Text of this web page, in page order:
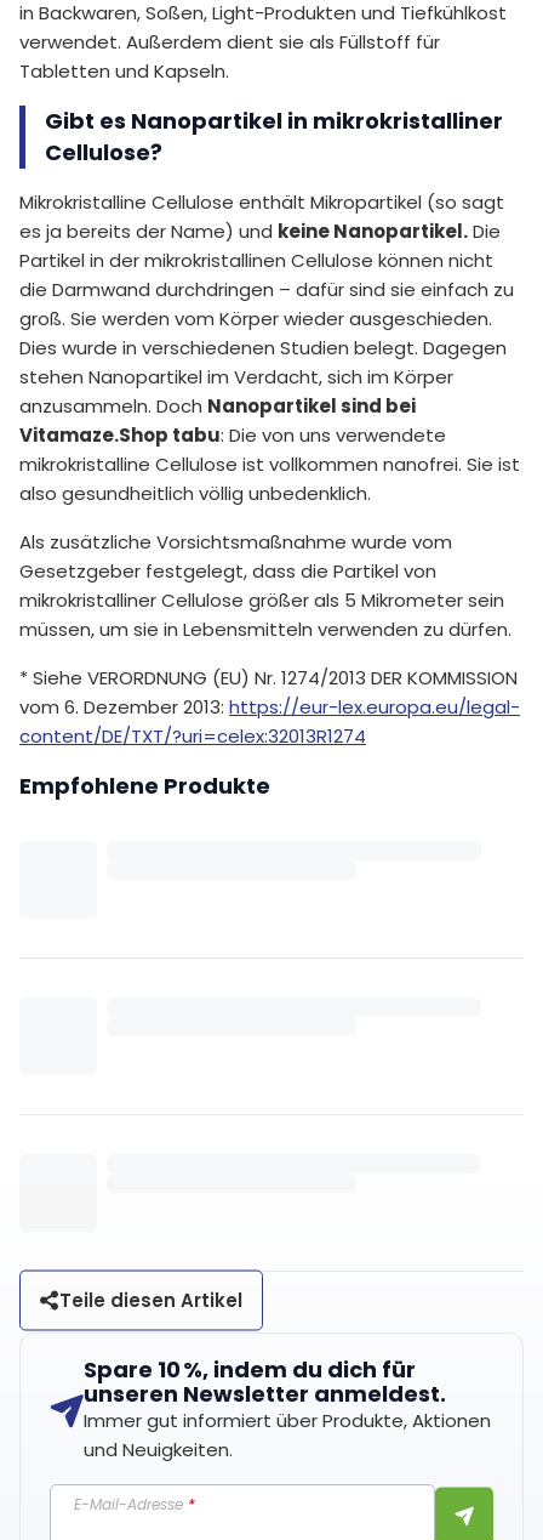
in Backwaren, Soßen, Light-Produkten und Tiefkühlkost
verwendet. Außerdem dient sie als Füllstoff für
Tabletten und Kapseln.
Gibt es Nanopartikel in mikrokristalliner
Cellulose?
Mikrokristalline Cellulose enthält Mikropartikel (so sagt
es ja bereits der Name) und keine Nanopartikel.Die
Partikel in der mikrokristallinen Cellulose können nicht
die Darmwand durchdringen – dafür sind sie einfach zu
groß. Sie werden vom Körper wieder ausgeschieden.
Dies wurde in verschiedenen Studien belegt. Dagegen
stehen Nanopartikel im Verdacht, sich im Körper
anzusammeln. Doch Nanopartikel sind bei
Vitamaze.Shop tabu: Die von uns verwendete
mikrokristalline Cellulose ist vollkommen nanofrei. Sie ist
also gesundheitlich völlig unbedenklich.
Als zusätzliche Vorsichtsmaßnahme wurde vom
Gesetzgeber festgelegt, dass die Partikel von
mikrokristalliner Cellulose größer als 5 Mikrometer sein
müssen, um sie in Lebensmitteln verwenden zu dürfen.
* Siehe VERORDNUNG (EU) Nr. 1274/2013 DER KOMMISSION
vom 6. Dezember 2013: https://eur-lex.europa.eu/legal-
content/DE/TXT/?uri=celex:32013R1274
Empfohlene Produkte
Teile diesen Artikel
Spare 10 %, indem du dich für
unseren Newsletter anmeldest.
Immer gut informiert über Produkte, Aktionen
und Neuigkeiten.
E-Mail-Adresse *